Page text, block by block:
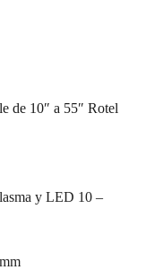
de 10″ a 55″ Rotel
y LED 10 –